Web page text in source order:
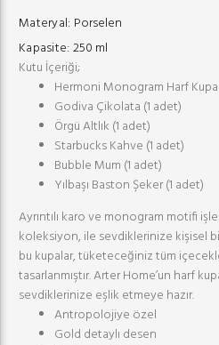
Materyal: Porselen
Kapasite: 250 ml
Kutu İçeriği;
Hermoni Monogram Harf Kupa
Godiva Çikolata (1 adet)
Örgü Altlık (1 adet)
Starbucks Kahve (1 adet)
Bubble Mum (1 adet)
Yılbaşı Baston Şeker (1 adet)
Ayrıntılı karo ve monogram motifi
koleksiyon, ile sevdiklerinize kişisel
bu kupalar, tüketeceğiniz tüm
tasarlanmıştır. Arter Home’un harf
sevdiklerinize eşlik etmeye hazır.
Antropolojiye özel
Gold detaylı desen